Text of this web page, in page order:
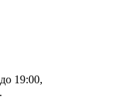
19:00,